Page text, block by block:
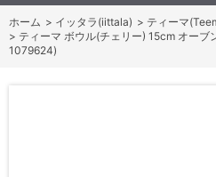
ホーム > イッタラ(iittala) > ティーマ
> ティーマ ボウル(チェリー) 15cm オー
1079624)